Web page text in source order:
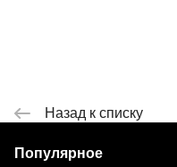
Назад к списку
Популярное